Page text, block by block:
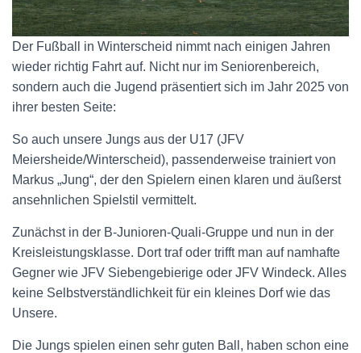
Der Fußball in Winterscheid nimmt nach einigen Jahren
wieder richtig Fahrt auf. Nicht nur im Seniorenbereich,
sondern auch die Jugend präsentiert sich im Jahr 2025 von
ihrer besten Seite:
So auch unsere Jungs aus der U17 (JFV
Meiersheide/Winterscheid), passenderweise trainiert von
Markus „Jung“, der den Spielern einen klaren und äußerst
ansehnlichen Spielstil vermittelt.
Zunächst in der B-Junioren-Quali-Gruppe und nun in der
Kreisleistungsklasse. Dort traf oder trifft man auf namhafte
Gegner wie JFV Siebengebierige oder JFV Windeck. Alles
keine Selbstverständlichkeit für ein kleines Dorf wie das
Unsere.
Die Jungs spielen einen sehr guten Ball, haben schon eine